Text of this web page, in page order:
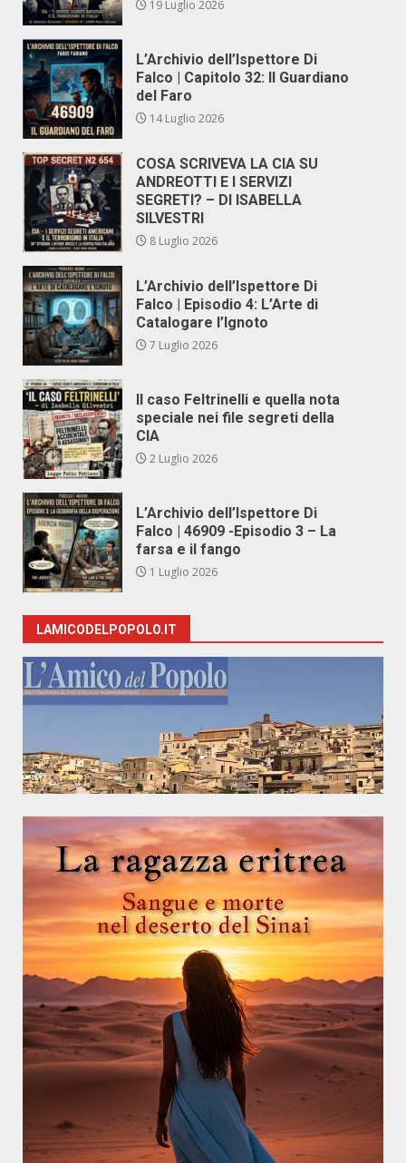
19 Luglio 2026
L’Archivio dell’Ispettore Di
Falco | Capitolo 32: Il Guardiano
del Faro
14 Luglio 2026
COSA SCRIVEVA LA CIA SU
ANDREOTTI E I SERVIZI
SEGRETI? – DI ISABELLA
SILVESTRI
8 Luglio 2026
L’Archivio dell’Ispettore Di
Falco | Episodio 4: L’Arte di
Catalogare l’Ignoto
7 Luglio 2026
Il caso Feltrinelli e quella nota
speciale nei file segreti della
CIA
2 Luglio 2026
L’Archivio dell’Ispettore Di
Falco | 46909 -Episodio 3 – La
farsa e il fango
1 Luglio 2026
LAMICODELPOPOLO.IT